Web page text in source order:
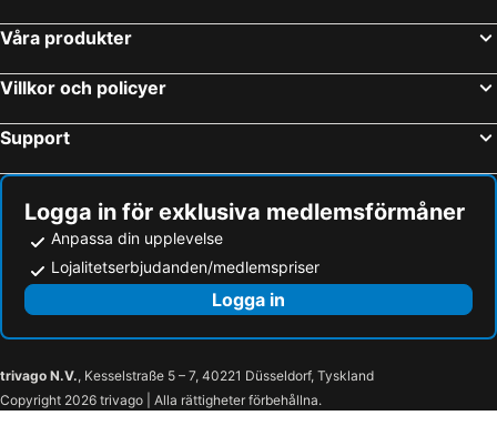
Våra produkter
Villkor och policyer
Support
Logga in för exklusiva medlemsförmåner
Anpassa din upplevelse
Lojalitetserbjudanden/medlemspriser
Logga in
trivago N.V., Kesselstraße 5 – 7, 40221 Düsseldorf, Tyskland
Copyright 2026 trivago | Alla rättigheter förbehållna.